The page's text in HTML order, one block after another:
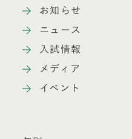
お知らせ
ニュース
入試情報
メディア
イベント